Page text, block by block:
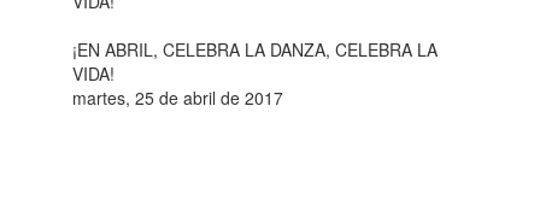
¡EN ABRIL, CELEBRA LA DANZA, CELEBRA LA
VIDA!
martes, 25 de abril de 2017